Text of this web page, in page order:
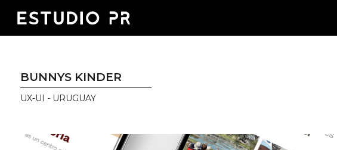
BUNNYS KINDER
UX-UI - URUGUAY